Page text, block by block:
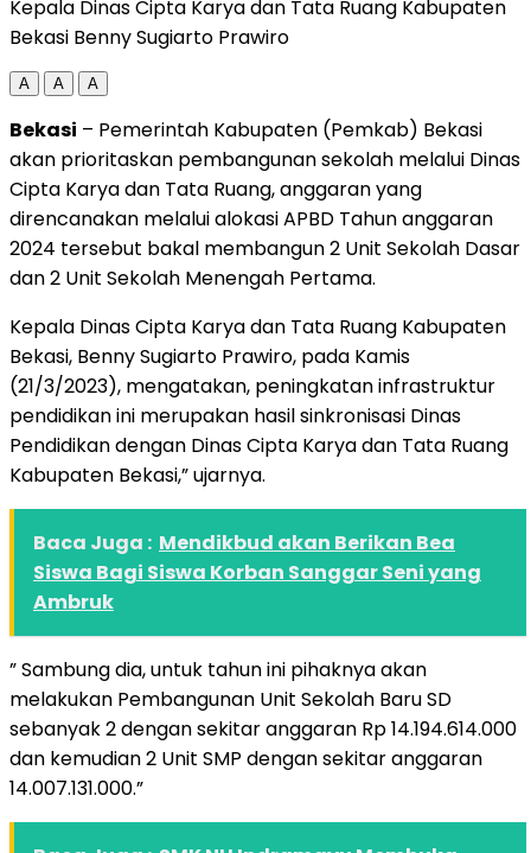
Kepala Dinas Cipta Karya dan Tata Ruang Kabupaten
Bekasi Benny Sugiarto Prawiro
A A A
Bekasi – Pemerintah Kabupaten (Pemkab) Bekasi
akan prioritaskan pembangunan sekolah melalui Dinas
Cipta Karya dan Tata Ruang, anggaran yang
direncanakan melalui alokasi APBD Tahun anggaran
2024 tersebut bakal membangun 2 Unit Sekolah Dasar
dan 2 Unit Sekolah Menengah Pertama.
Kepala Dinas Cipta Karya dan Tata Ruang Kabupaten
Bekasi, Benny Sugiarto Prawiro, pada Kamis
(21/3/2023), mengatakan, peningkatan infrastruktur
pendidikan ini merupakan hasil sinkronisasi Dinas
Pendidikan dengan Dinas Cipta Karya dan Tata Ruang
Kabupaten Bekasi,” ujarnya.
Baca Juga : Mendikbud akan Berikan Bea
Siswa Bagi Siswa Korban Sanggar Seni yang
Ambruk
” Sambung dia, untuk tahun ini pihaknya akan
melakukan Pembangunan Unit Sekolah Baru SD
sebanyak 2 dengan sekitar anggaran Rp 14.194.614.000
dan kemudian 2 Unit SMP dengan sekitar anggaran
14.007.131.000.”